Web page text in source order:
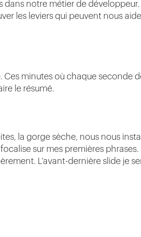
dans notre métier de
les leviers qui peuvent nous
minutes où chaque seconde
le résumé.
la gorge sèche, nous nous
sur mes premières phrases.
L’avant-dernière slide je